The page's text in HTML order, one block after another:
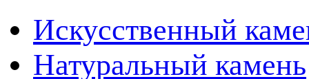
Искусственный
Натуральный камень